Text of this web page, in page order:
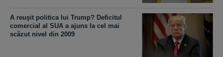
A reuşit politica lui Trump? Deficitul
comercial al SUA a ajuns la cel mai
scăzut nivel din 2009